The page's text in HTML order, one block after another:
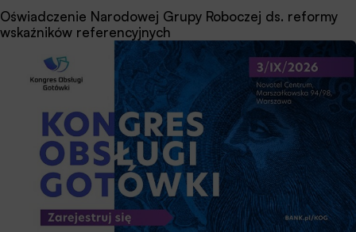
Oświadczenie Narodowej Grupy Roboczej ds. reformy
wskaźników referencyjnych